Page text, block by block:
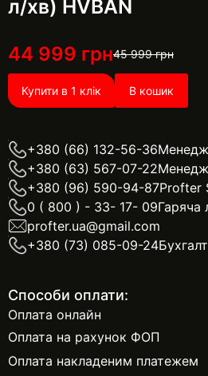
л/хв) HVBAN
44 999 грн45 999грн
Купити в 1 клік В кошик
+380 (66) 132-56-36
+380 (63) 567-07-22
+380 (96) 590-94-87Profter
0 ( 800 ) - 33- 17- 09Гаряча
profter.ua@gmail.com
+380 (73) 085-09-24
Способи оплати:
Оплата онлайн
Оплата на рахунок ФОП
Оплата накладеним платежем